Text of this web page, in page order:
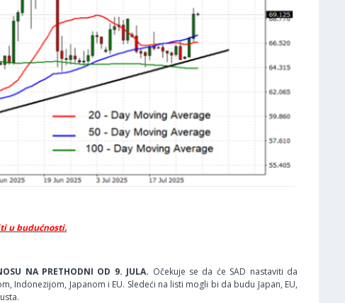
u budućnosti.
NA PRETHODNI OD 9. JULA. Očekuje se da će SAD nastaviti da
Japanom i EU. Sledeći na listi mogli bi da budu Japan, EU,